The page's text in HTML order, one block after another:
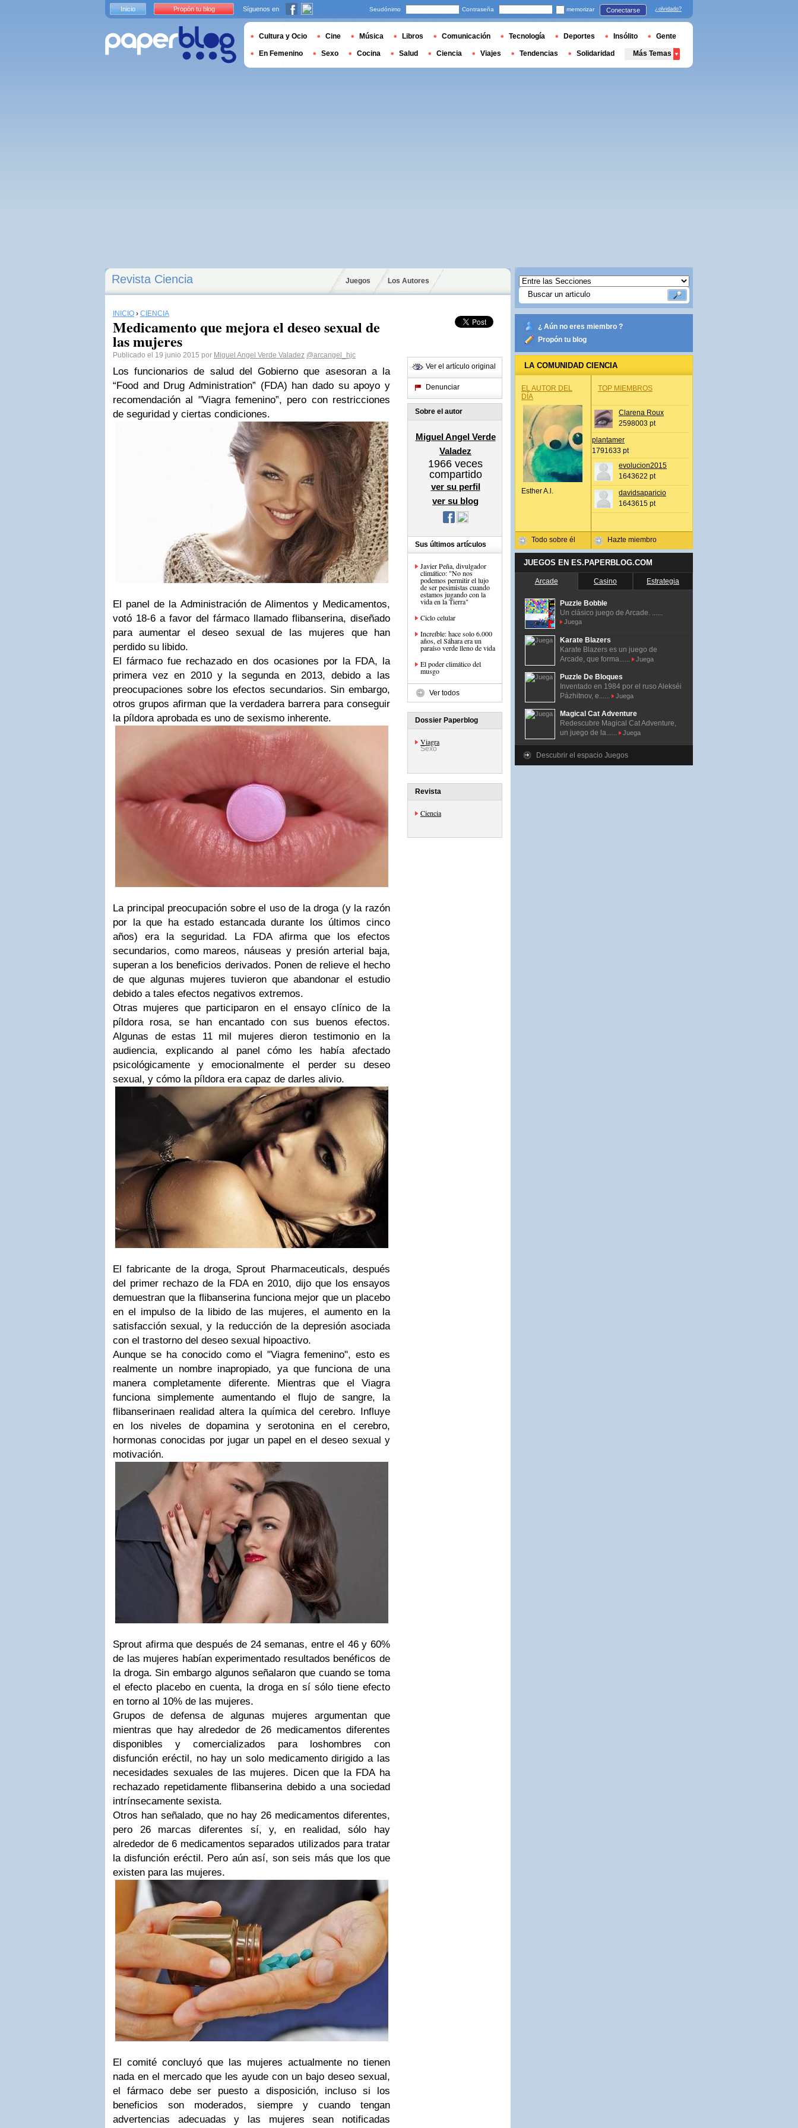
Revista Ciencia Juegos Los Autores
INICIO › CIENCIA
Medicamento que mejora el deseo sexual de
las mujeres
Publicado el 19 junio 2015 por Miguel Angel Verde Valadez @arcangel_hjc
Los funcionarios de salud del Gobierno que asesoran a la
“Food and Drug Administration” (FDA) han dado su apoyo y
recomendación al "Viagra femenino”, pero con restricciones
de seguridad y ciertas condiciones.
El panel de la Administración de Alimentos y Medicamentos,
votó 18-6 a favor del fármaco llamado flibanserina, diseñado
para aumentar el deseo sexual de las mujeres que han
perdido su libido.
El fármaco fue rechazado en dos ocasiones por la FDA, la
primera vez en 2010 y la segunda en 2013, debido a las
preocupaciones sobre los efectos secundarios. Sin embargo,
otros grupos afirman que la verdadera barrera para conseguir
la píldora aprobada es uno de sexismo inherente.
La principal preocupación sobre el uso de la droga (y la razón
por la que ha estado estancada durante los últimos cinco
años) era la seguridad. La FDA afirma que los efectos
secundarios, como mareos, náuseas y presión arterial baja,
superan a los beneficios derivados. Ponen de relieve el hecho
de que algunas mujeres tuvieron que abandonar el estudio
debido a tales efectos negativos extremos.
Otras mujeres que participaron en el ensayo clínico de la
píldora rosa, se han encantado con sus buenos efectos.
Algunas de estas 11 mil mujeres dieron testimonio en la
audiencia, explicando al panel cómo les había afectado
psicológicamente y emocionalmente el perder su deseo
sexual, y cómo la píldora era capaz de darles alivio.
El fabricante de la droga, Sprout Pharmaceuticals, después
del primer rechazo de la FDA en 2010, dijo que los ensayos
demuestran que la flibanserina funciona mejor que un placebo
en el impulso de la libido de las mujeres, el aumento en la
satisfacción sexual, y la reducción de la depresión asociada
con el trastorno del deseo sexual hipoactivo.
Aunque se ha conocido como el "Viagra femenino", esto es
realmente un nombre inapropiado, ya que funciona de una
manera completamente diferente. Mientras que el Viagra
funciona simplemente aumentando el flujo de sangre, la
flibanserinaen realidad altera la química del cerebro. Influye
en los niveles de dopamina y serotonina en el cerebro,
hormonas conocidas por jugar un papel en el deseo sexual y
motivación.
Sprout afirma que después de 24 semanas, entre el 46 y 60%
de las mujeres habían experimentado resultados benéficos de
la droga. Sin embargo algunos señalaron que cuando se toma
el efecto placebo en cuenta, la droga en sí sólo tiene efecto
en torno al 10% de las mujeres.
Grupos de defensa de algunas mujeres argumentan que
mientras que hay alrededor de 26 medicamentos diferentes
disponibles y comercializados para loshombres con
disfunción eréctil, no hay un solo medicamento dirigido a las
necesidades sexuales de las mujeres. Dicen que la FDA ha
rechazado repetidamente flibanserina debido a una sociedad
intrínsecamente sexista.
Otros han señalado, que no hay 26 medicamentos diferentes,
pero 26 marcas diferentes sí, y, en realidad, sólo hay
alrededor de 6 medicamentos separados utilizados para tratar
la disfunción eréctil. Pero aún así, son seis más que los que
existen para las mujeres.
El comité concluyó que las mujeres actualmente no tienen
nada en el mercado que les ayude con un bajo deseo sexual,
el fármaco debe ser puesto a disposición, incluso si los
beneficios son moderados, siempre y cuando tengan
advertencias adecuadas y las mujeres sean notificadas
Ver el artículo original
Denunciar
Sobre el autor
Miguel Angel Verde
Valadez
1966 veces
compartido
ver su perfil
ver su blog
Sus últimos artículos
Javier Peña, divulgador
climático: "No nos
podemos permitir el lujo
de ser pesimistas cuando
estamos jugando con la
vida en la Tierra"
Ciclo celular
Increíble: hace solo 6.000
años, el Sáhara era un
paraíso verde lleno de vida
El poder climático del
musgo
Ver todos
Dossier Paperblog
Viagra
Sexo
Revista
Ciencia
¿ Aún no eres miembro ?
Propón tu blog
LA COMUNIDAD CIENCIA
EL AUTOR DEL
DÍA
Esther A.l.
Todo sobre él
TOP MIEMBROS
Clarena Roux
2598003 pt
plantamer
1791633 pt
evolucion2015
1643622 pt
davidsaparicio
1643615 pt
Hazte miembro
JUEGOS EN ES.PAPERBLOG.COM
Arcade Casino Estrategia
Puzzle Bobble
Un clásico juego de Arcade. ......
Juega
Karate Blazers
Karate Blazers es un juego de
Arcade, que forma......
Juega
Puzzle De Bloques
Inventado en 1984 por el ruso Alekséi
Pázhitnov, e......
Juega
Magical Cat Adventure
Redescubre Magical Cat Adventure,
un juego de la......
Juega
Descubrir el espacio Juegos
Inicio Propón tu blog Síguenos en Seudónimo Contraseña memorizar Conectarse ¿olvidado?
Cultura y Ocio Cine Música Libros Comunicación Tecnología Deportes Insólito Gente
En Femenino Sexo Cocina Salud Ciencia Viajes Tendencias Solidaridad Más Temas